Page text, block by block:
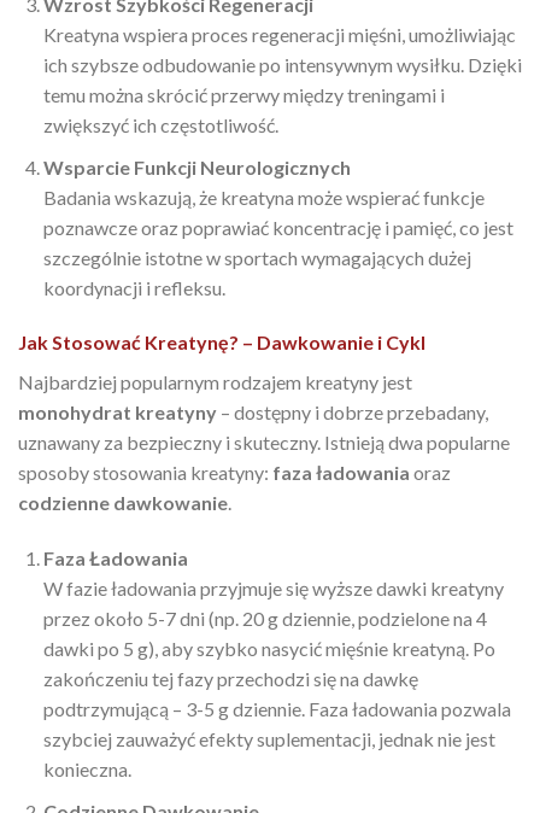
Kreatyna wspiera proces regeneracji mięśni, umożliwiając
ich szybsze odbudowanie po intensywnym wysiłku. Dzięki
temu można skrócić przerwy między treningami i
zwiększyć ich częstotliwość.
Wsparcie Funkcji Neurologicznych
Badania wskazują, że kreatyna może wspierać funkcje
poznawcze oraz poprawiać koncentrację i pamięć, co jest
szczególnie istotne w sportach wymagających dużej
koordynacji i refleksu.
Jak Stosować Kreatynę? – Dawkowanie i Cykl
Najbardziej popularnym rodzajem kreatyny jest
monohydrat kreatyny – dostępny i dobrze przebadany,
uznawany za bezpieczny i skuteczny. Istnieją dwa popularne
sposoby stosowania kreatyny: faza ładowania oraz
codzienne dawkowanie.
Faza Ładowania
W fazie ładowania przyjmuje się wyższe dawki kreatyny
przez około 5-7 dni (np. 20 g dziennie, podzielone na 4
dawki po 5 g), aby szybko nasycić mięśnie kreatyną. Po
zakończeniu tej fazy przechodzi się na dawkę
podtrzymującą – 3-5 g dziennie. Faza ładowania pozwala
szybciej zauważyć efekty suplementacji, jednak nie jest
konieczna.